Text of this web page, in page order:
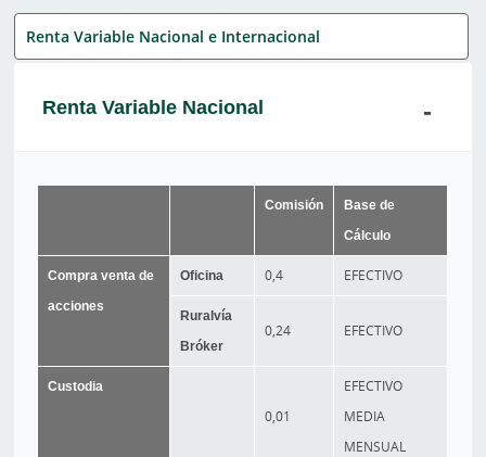
Renta Variable Nacional e Internacional
Renta Variable Nacional
Comisión
Base de
Cálculo
Compra venta de
acciones
Oficina 0,4 EFECTIVO
Ruralvía
Bróker
0,24 EFECTIVO
Custodia
0,01
EFECTIVO
MEDIA
MENSUAL